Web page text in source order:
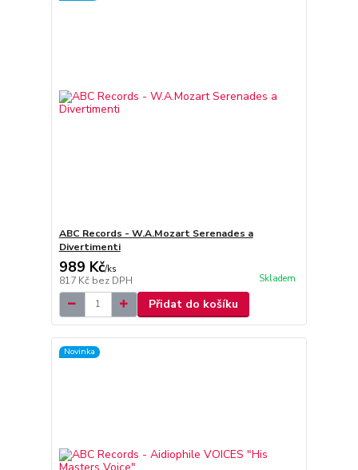
ABC Records - W.A.Mozart Serenades a
Divertimenti
989 Kč/ks
817 Kč bez DPH Skladem
Přidat do košíku
Novinka